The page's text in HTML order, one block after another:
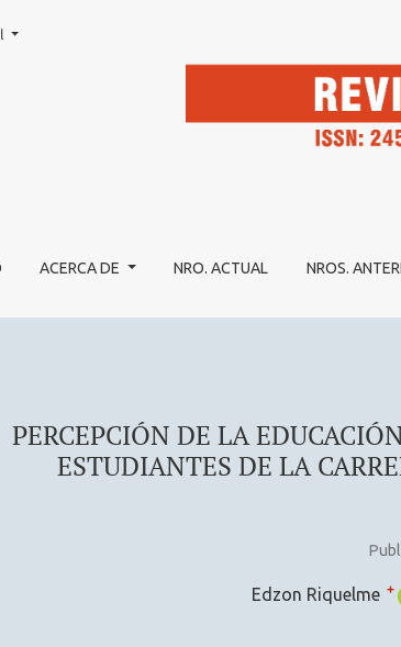
DE LA EDUCACIÓN EN MODALIDAD DE
ACERCA DE NRO. ACTUAL NROS.
el idioma. El actual es:
PERCEPCIÓN DE LA
ESTUDIANTES DE LA
Edzon Riquelme +